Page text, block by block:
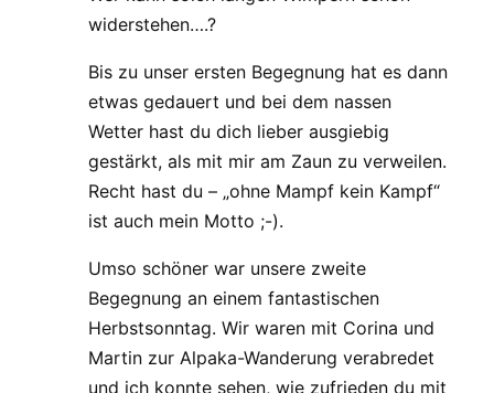
widerstehen….?
Bis zu unser ersten Begegnung hat es dann
etwas gedauert und bei dem nassen
Wetter hast du dich lieber ausgiebig
gestärkt, als mit mir am Zaun zu verweilen.
Recht hast du – „ohne Mampf kein Kampf“
ist auch mein Motto ;-).
Umso schöner war unsere zweite
Begegnung an einem fantastischen
Herbstsonntag. Wir waren mit Corina und
Martin zur Alpaka-Wanderung verabredet
und ich konnte sehen, wie zufrieden du mit